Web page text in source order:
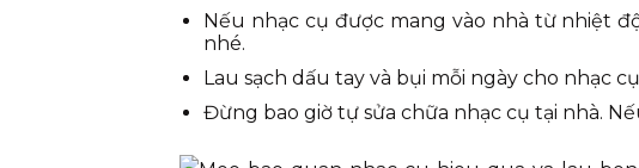
Nếu nhạc cụ được mang vào nhà từ nhiệt
nhé.
Lau sạch dấu tay và bụi mỗi ngày cho nhạc
Đừng bao giờ tự sửa chữa nhạc cụ tại nhà.